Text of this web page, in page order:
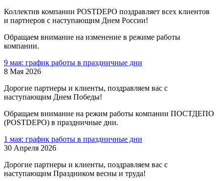
Коллектив компании POSTDEPO поздравляет всех клиентов
и партнеров с наступающим Днем России!
Обращаем внимание на изменение в режиме работы
компании.
9 мая: график работы в праздничные дни
8 Мая 2026
Дорогие партнеры и клиенты, поздравляем вас с
наступающим Днем Победы!
Обращаем внимание на режим работы компании ПОСТДЕПО
(POSTDEPO) в праздничные дни.
1 мая: график работы в праздничные дни
30 Апреля 2026
Дорогие партнеры и клиенты, поздравляем вас с
наступающим Праздником весны и труда!